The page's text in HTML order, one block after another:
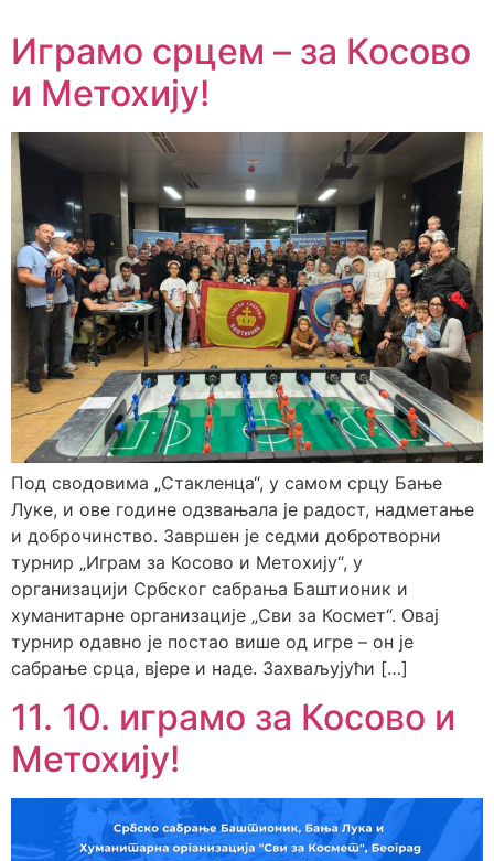
Играмо срцем – за Косово
и Метохију!
Под сводовима „Стакленца“, у самом срцу Бање
Луке, и ове године одзвањала је радост, надметање
и доброчинство. Завршен је седми добротворни
турнир „Играм за Косово и Метохију“, у
организацији Србског сабрања Баштионик и
хуманитарне организације „Сви за Космет“. Овај
турнир одавно је постао више од игре – он је
сабрање срца, вјере и наде. Захваљујући […]
11. 10. играмо за Косово и
Метохију!